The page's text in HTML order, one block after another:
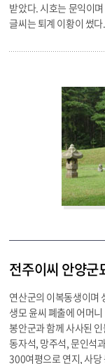
받았다. 시호는 문익이
글씨는 퇴계 이황이 썼다.
전주이씨 안양군
연산군의 이복동생이며
생모 윤씨 폐출에 어머
봉안군과 함께 사사된
동자석, 망주석, 문인석
300여평으로 연지, 사당